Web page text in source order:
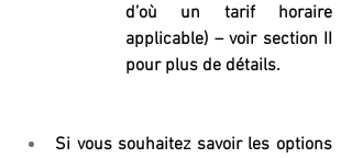
d’où un tarif horaire
applicable) – voir section II
pour plus de détails.
Si vous souhaitez savoir les options